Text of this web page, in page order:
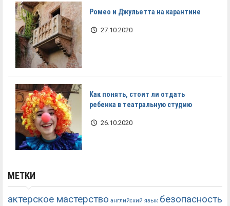
Ромео и Джульетта на карантине
27.10.2020
Как понять, стоит ли отдать
ребенка в театральную студию
26.10.2020
МЕТКИ
актерское мастерство английский язык безопасность